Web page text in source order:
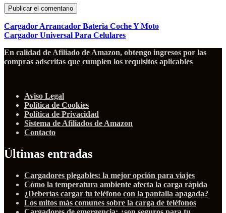
Cargador Arrancador Bateria Coche Y Moto
Cargador Universal Para Celulares
En calidad de Afiliado de Amazon, obtengo ingresos por las
compras adscritas que cumplen los requisitos aplicables
Aviso Legal
Política de Cookies
Política de Privacidad
Sistema de Afiliados de Amazon
Contacto
Últimas entradas
Cargadores plegables: la mejor opción para viajes
Cómo la temperatura ambiente afecta la carga rápida
¿Deberías cargar tu teléfono con la pantalla apagada?
Los mitos más comunes sobre la carga de teléfonos